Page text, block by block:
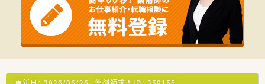
＜研修制度＞
■ご入職後は店舗での実務を通じて一連の流れを習得頂きま
す。
ベテランの社員さんもおられますので安心です。
■認定薬剤師取得サポートとしてe-ラーニングの利用が可能で